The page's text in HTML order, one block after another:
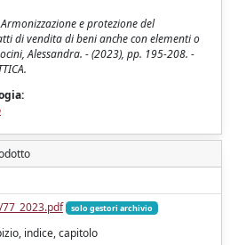
e protezione del
di vendita di beni anche con elementi o
Alessandra. - (2023), pp. 195-208. -
solo gestori archivio
indice, capitolo